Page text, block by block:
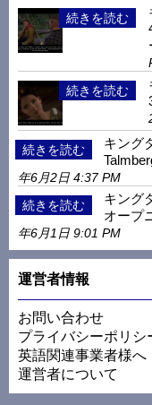
キング
年6月2日 4:37 PM
キング
オープ
年6月1日 9:01 PM
運営者情報
お問い合わせ
プライバシーポリシ
英語関連事業者様へ
運営者について